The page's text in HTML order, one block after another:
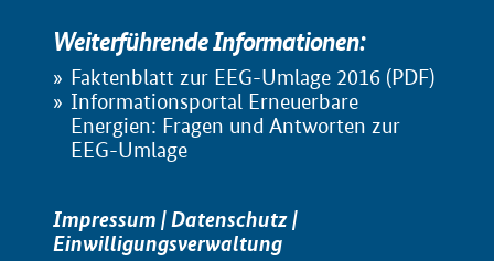
Weiterführende Informationen:
Faktenblatt zur EEG-Umlage 2016 (PDF)
Informationsportal Erneuerbare
Energien: Fragen und Antworten zur
EEG-Umlage
Impressum |Datenschutz|
Einwilligungsverwaltung